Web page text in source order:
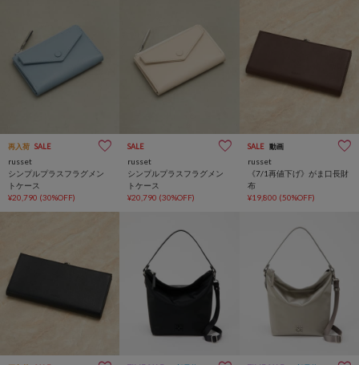
再入荷 SALE
russet
シンプルプラスフラグメン
トケース
¥20,790 (30%OFF)
SALE
russet
シンプルプラスフラグメン
トケース
¥20,790 (30%OFF)
SALE 動画
russet
《7/1再値下げ》がま口長財
布
¥19,800 (50%OFF)